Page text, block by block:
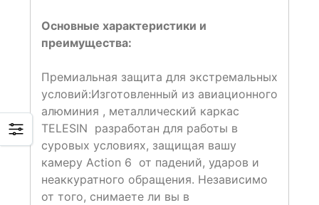
Основные характеристики и
преимущества:
Премиальная защита для экстремальных
условий:Изготовленный из авиационного
алюминия , металлический каркас
TELESIN разработан для работы в
суровых условиях, защищая вашу
камеру Action 6 от падений, ударов и
неаккуратного обращения. Независимо
от того, снимаете ли вы в